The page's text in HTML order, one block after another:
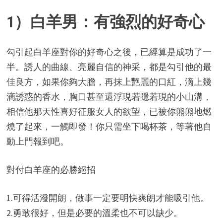
1）白羊男：有強烈的好奇心
勾引起白羊座對你的好奇心之後，已經算是成功了一
半。誘人的曲線、亮麗自信的神采，都是勾引他的最
佳良方，如果你夠大膽，再抹上艷麗的口紅，滴上幾
滴誘惑的香水，胸口甚至還浮現若隱若現的小山溝，
相信他那天性喜好征服女人的欲望，已被你熊熊地燃
燒了起來，一觸即發！你只需坐下喝杯茶，等著他自
動上門報到吧。
對付白羊座的必勝絕招
1.可得活潑開朗，做事一定要明快爽朗才能吸引他。
2.勇敢很好，但是必要的溫柔也不可以缺少。